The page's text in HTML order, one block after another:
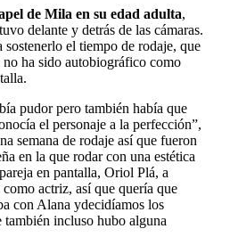
de Mila en su edad adulta,
delante y detrás de las cámaras.
el tiempo de rodaje, que
no ha sido autobiográfico como
pudor pero también había que
el personaje a la perfección”,
semana de rodaje así que fueron
en la que rodar con una estética
en pantalla, Oriol Plá, a
actriz, así que quería que
con Alana ydecidíamos los
incluso hubo alguna